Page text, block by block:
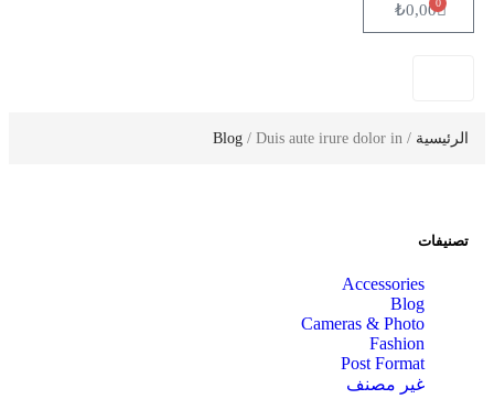
₺0,000
الرئيسية /
Blog / Duis aute irure dolor in
تصنيفات
Accessories
Blog
Cameras & Photo
Fashion
Post Format
غير مصنف